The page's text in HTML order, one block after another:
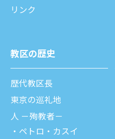
リンク
教区の歴史
歴代教区⻑
東京の巡礼地
⼈ －殉教者－
ペトロ・カスイ